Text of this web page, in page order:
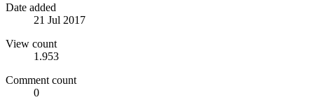
Date added
21 Jul 2017
View count
1.953
Comment count
0